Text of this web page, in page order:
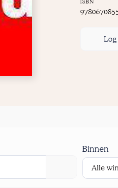
ISBN
Log
Binnen